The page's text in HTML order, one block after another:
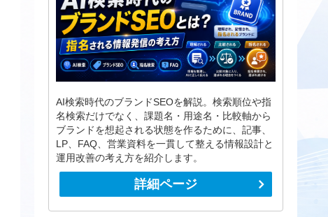
AI検索時代のブランドSEOを解説。検索順位や指
名検索だけでなく、課題名・用途名・比較軸から
ブランドを想起される状態を作るために、記事、
LP、FAQ、営業資料を一貫して整える情報設計と
運用改善の考え方を紹介します。
詳細ページ